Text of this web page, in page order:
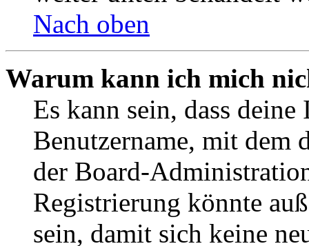
Nach oben
Warum kann ich mich
Es kann sein, dass
Benutzername, mit dem
der Board-
Registrierung könnte
sein, damit sich keine